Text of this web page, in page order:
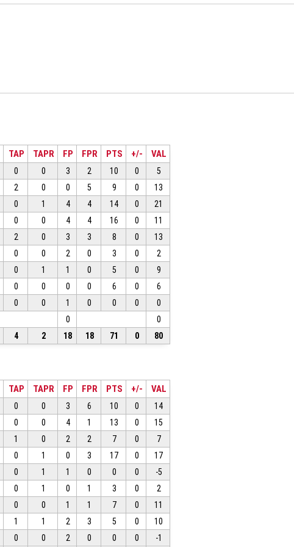
TAP TAPR FP FPR PTS +/- VAL
0 0 3 2 10 0
5
2 0 0 5 9 0
13
0 1 4 4 14 0
21
0 0 4 4 16 0
11
2 0 3 3 8 0
13
0 0 2 0 3 0
2
0 1 1 0 5 0
9
0 0 0 0 6 0
6
0 0 1 0 0 0
0
0
0
4 2 18 18 71 0 80
TAP TAPR FP FPR PTS +/- VAL
0 0 3 6 10 0
14
0 0 4 1 13 0
15
1 0 2 2 7 0
7
0 1 0 3 17 0
17
0 1 1 0 0 0
-5
0 1 0 1 3 0
2
0 0 1 1 7 0
11
1 1 2 3 5 0
10
0 0 2 0 0 0 -1